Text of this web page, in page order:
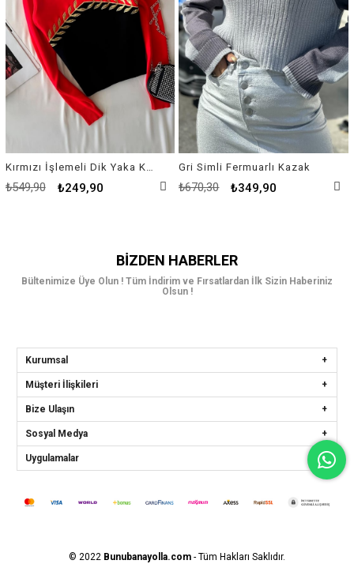
₺249,90
₺549,90
Gri Simli Fermuarlı Kazak
₺349,90
₺670,30
BIZDEN HABERLER
Bültenimize Üye Olun ! Tüm İndirim ve Fırsatlardan İlk Sizin Haberiniz
Olsun !
Kurumsal
Müşteri İlişkileri
Bize Ulaşın
Sosyal Medya
Uygulamalar
© 2022 Bunubanayolla.com- Tüm Hakları Saklıdır.